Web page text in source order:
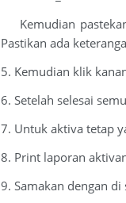
Kemudian
Pastikan ada
5. Kemudian klik
6. Setelah selesai
7. Untuk aktiva tetap
8. Print laporan
9. Samakan dengan